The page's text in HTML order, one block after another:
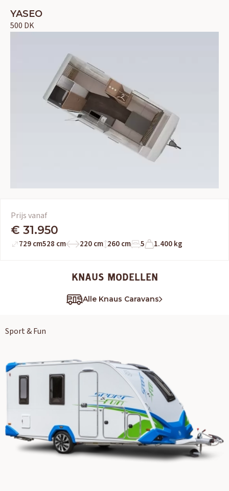
YASEO
500 DK
Prijs vanaf
€ 31.950
729 cm528 cm 220 cm 260 cm 5 1.400 kg
KNAUS MODELLEN
Alle Knaus Caravans
Sport & Fun